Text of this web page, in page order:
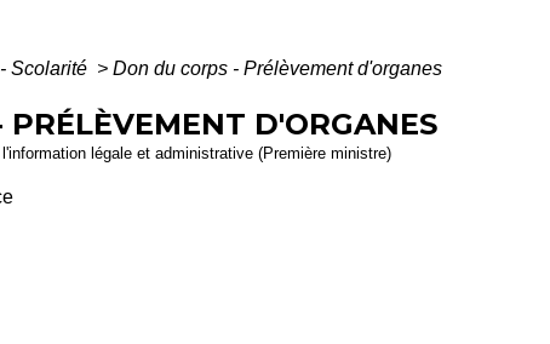
Scolarité > Don du corps - Prélèvement d'organes
PRÉLÈVEMENT D'ORGANES
légale et administrative (Première ministre)